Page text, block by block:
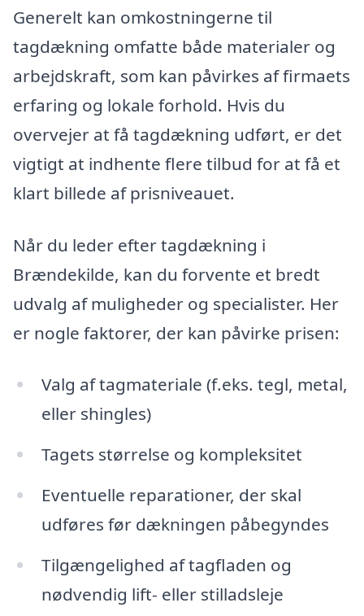
Generelt kan omkostningerne til
tagdækning omfatte både materialer og
arbejdskraft, som kan påvirkes af firmaets
erfaring og lokale forhold. Hvis du
overvejer at få tagdækning udført, er det
vigtigt at indhente flere tilbud for at få et
klart billede af prisniveauet.
Når du leder efter tagdækning i
Brændekilde, kan du forvente et bredt
udvalg af muligheder og specialister. Her
er nogle faktorer, der kan påvirke prisen:
Valg af tagmateriale (f.eks. tegl, metal,
eller shingles)
Tagets størrelse og kompleksitet
Eventuelle reparationer, der skal
udføres før dækningen påbegyndes
Tilgængelighed af tagfladen og
nødvendig lift- eller stilladsleje